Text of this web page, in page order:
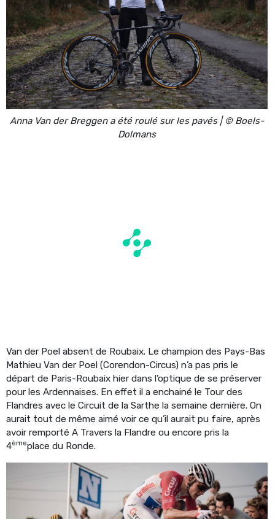
Anna Van der Breggen a été roulé sur les pavés | © Boels-
Dolmans
Van der Poel absent de Roubaix. Le champion des Pays-Bas
Mathieu Van der Poel (Corendon-Circus) n’a pas pris le
départ de Paris-Roubaix hier dans l’optique de se préserver
pour les Ardennaises. En effet il a enchainé le Tour des
Flandres avec le Circuit de la Sarthe la semaine dernière. On
aurait tout de même aimé voir ce qu’il aurait pu faire, après
avoir remporté A Travers la Flandre ou encore pris la
4èmeplace du Ronde.